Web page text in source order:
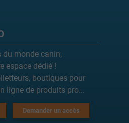
du monde canin,
espace dédié !
boutiques pour
ligne de produits pro...
Demander un accès